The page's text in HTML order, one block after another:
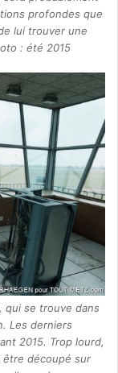
profondes que
lui trouver une
: été 2015
qui se trouve dans
Les derniers
2015. Trop lourd,
être découpé sur